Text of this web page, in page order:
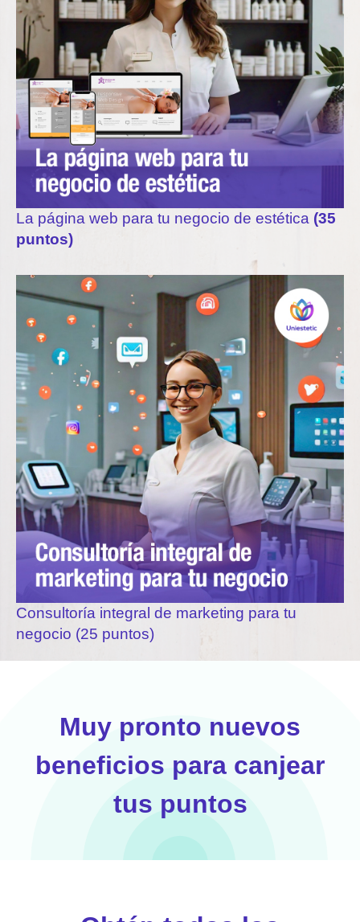
La página web para tu negocio de estética (35
puntos)
Consultoría integral de marketing para tu
negocio (25 puntos)
Muy pronto nuevos
beneficios para canjear
tus puntos